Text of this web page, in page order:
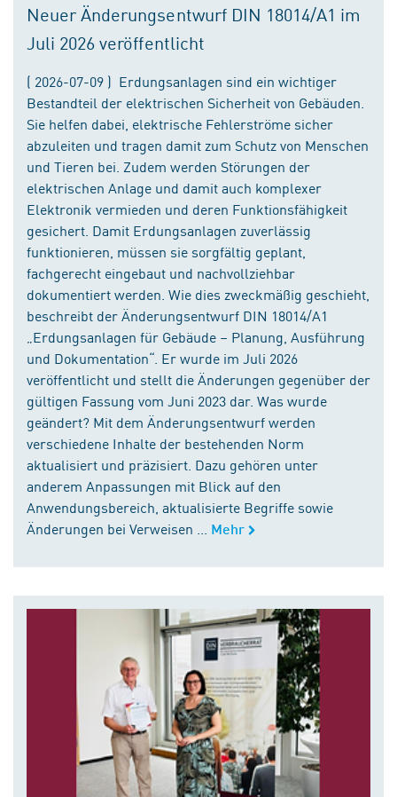
Neuer Änderungsentwurf DIN 18014/A1 im
Juli 2026 veröffentlicht
( 2026-07-09 ) Erdungsanlagen sind ein wichtiger
Bestandteil der elektrischen Sicherheit von Gebäuden.
Sie helfen dabei, elektrische Fehlerströme sicher
abzuleiten und tragen damit zum Schutz von Menschen
und Tieren bei. Zudem werden Störungen der
elektrischen Anlage und damit auch komplexer
Elektronik vermieden und deren Funktionsfähigkeit
gesichert. Damit Erdungsanlagen zuverlässig
funktionieren, müssen sie sorgfältig geplant,
fachgerecht eingebaut und nachvollziehbar
dokumentiert werden. Wie dies zweckmäßig geschieht,
beschreibt der Änderungsentwurf DIN 18014/A1
„Erdungsanlagen für Gebäude – Planung, Ausführung
und Dokumentation“. Er wurde im Juli 2026
veröffentlicht und stellt die Änderungen gegenüber der
gültigen Fassung vom Juni 2023 dar. Was wurde
geändert? Mit dem Änderungsentwurf werden
verschiedene Inhalte der bestehenden Norm
aktualisiert und präzisiert. Dazu gehören unter
anderem Anpassungen mit Blick auf den
Anwendungsbereich, aktualisierte Begriffe sowie
Änderungen bei Verweisen ...
Mehr